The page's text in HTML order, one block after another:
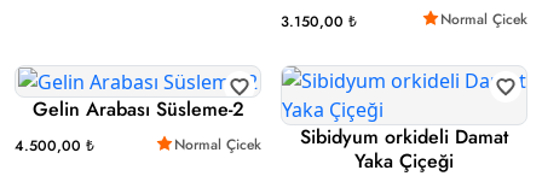
3.150,00 ₺ Normal Çicek
Gelin Arabası Süsleme-2
4.500,00 ₺ Normal Çicek
Sibidyum orkideli Damat
Yaka Çiçeği